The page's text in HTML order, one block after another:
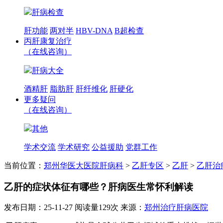
肝病检查
肝功能 两对半 HBV-DNA B超检查
丙肝康复治疗
（在线咨询）
肝病大全
酒精肝 脂肪肝 肝纤维化 肝硬化
更多疑问
（在线咨询）
其他
学术交流 学术研究 公益援助 党群工作
当前位置： 郑州华医大医院肝病科 > 乙肝专区 > 乙肝 > 乙肝治
乙肝的症状体征有哪些？肝病医生常怀利解读
发布日期：25-11-27 阅读量129次 来源： 郑州治疗肝病医院